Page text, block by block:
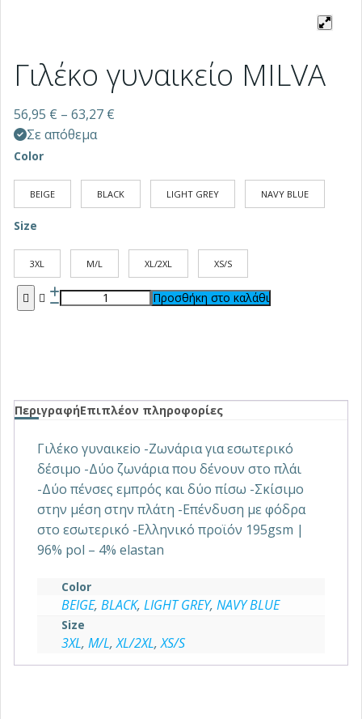
Γιλέκο γυναικείο MILVA
56,95 € – 63,27 €
Σε απόθεμα
Color
BEIGE BLACK LIGHT GREY NAVY BLUE
Size
3XL M/L XL/2XL XS/S
Προσθήκη στο καλάθι
ΠεριγραφήΕπιπλέον πληροφορίες
Γιλέκο γυναικεiο -Ζωνάρια για εσωτερικό
δέσιμο -Δύο ζωνάρια που δένουν στο πλάι
-Δύο πένσες εμπρός και δύο πίσω -Σκίσιμο
στην μέση στην πλάτη -Επένδυση με φόδρα
στο εσωτερικό -Ελληνικό προϊόν 195gsm |
96% pol – 4% elastan
Color
BEIGE, BLACK, LIGHT GREY, NAVY BLUE
Size
3XL, M/L,XL/2XL,XS/S